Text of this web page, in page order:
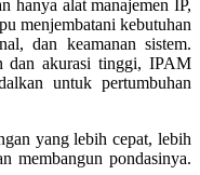
hanya alat manajemen IP,
menjembatani kebutuhan
dan keamanan sistem.
dan akurasi tinggi, IPAM
untuk pertumbuhan
yang lebih cepat, lebih
membangun pondasinya.